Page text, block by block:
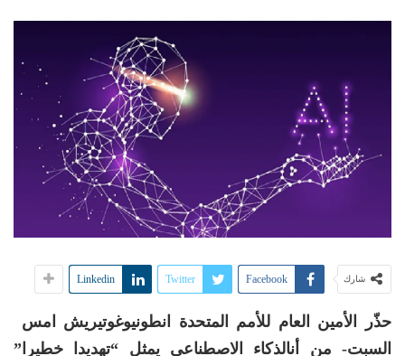
شارك Facebook
Twitter
Linkedin
حذّر الأمين العام للأمم المتحدة انطونيوغوتيريش امس
السبت- من أنالذكاء الاصطناعي يمثل “تهديدا خطيرا”